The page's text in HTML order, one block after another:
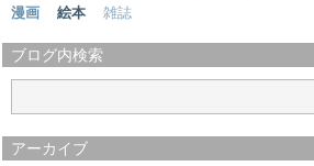
漫画
絵本 雑誌
ブログ内検索
アーカイブ